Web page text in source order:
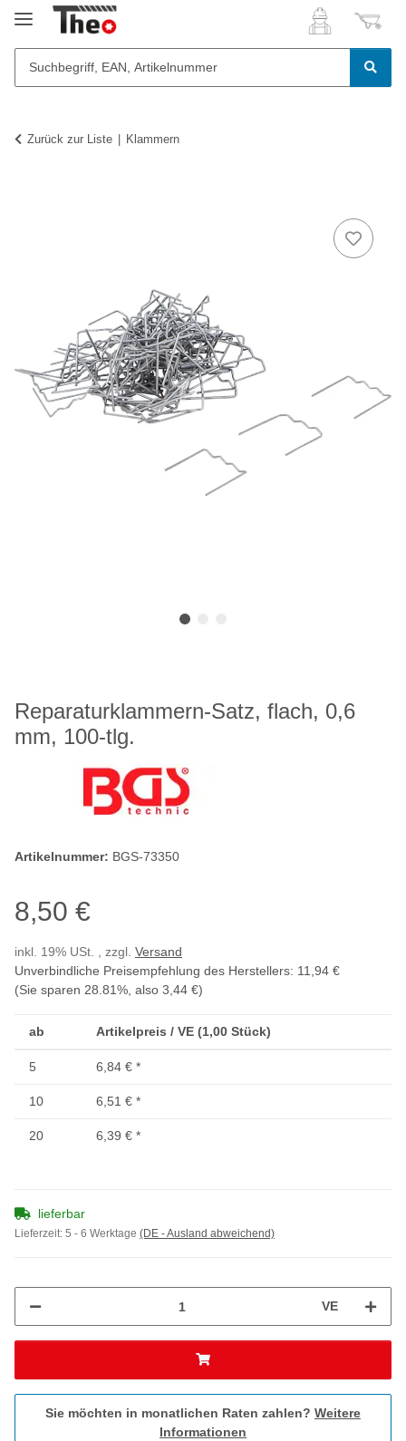
Zurück zur Liste Klammern
Reparaturklammern-Satz, flach, 0,6
mm, 100-tlg.
Artikelnummer: BGS-73350
8,50 €
inkl. 19% USt. , zzgl. Versand
Unverbindliche Preisempfehlung des Herstellers: 11,94 €
(Sie sparen 28.81% , also 3,44 €)
ab Artikelpreis / VE (1,00 Stück)
5 6,84 € *
10 6,51 € *
20 6,39 € *
lieferbar
Lieferzeit: 5 - 6 Werktage (DE - Ausland abweichend)
VE
Sie möchten in monatlichen Raten zahlen? Weitere
Informationen